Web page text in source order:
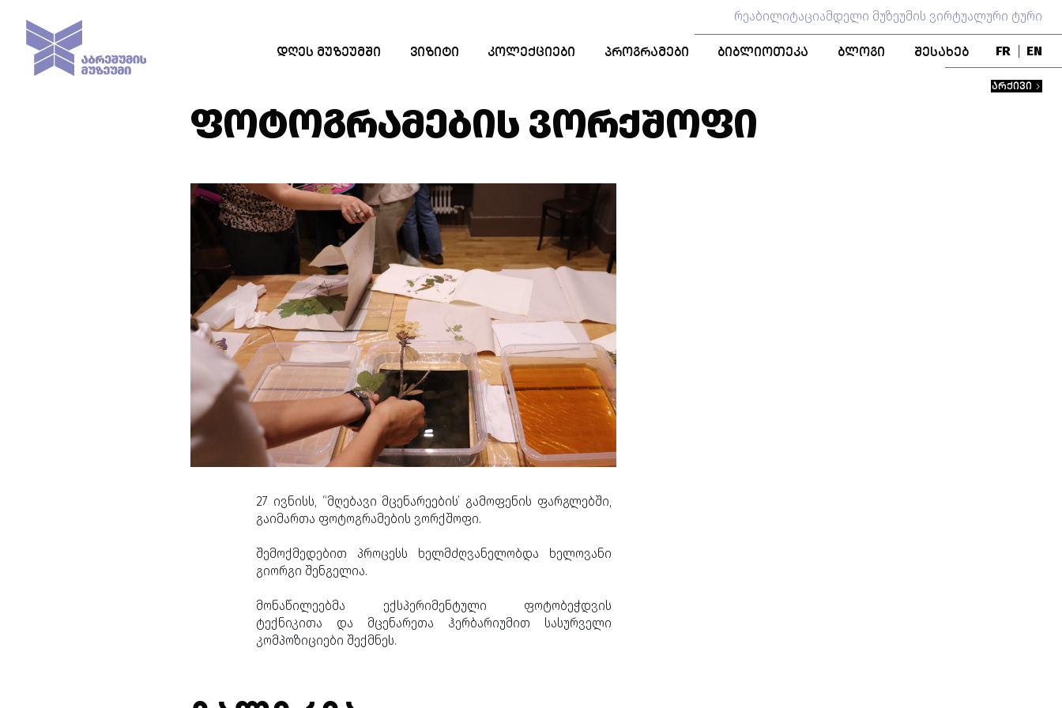
რეაბილიტაციამდელი მუზეუმის ვირტუალური ტური
ᲓᲦᲔᲡ ᲛᲣᲖᲔᲣᲛᲨᲘ ᲕᲘᲖᲘᲢᲘ ᲙᲝᲚᲔᲥᲪᲘᲔᲑᲘ ᲞᲠᲝᲒᲠᲐᲛᲔᲑᲘ
ᲡᲢᲐᲟᲘᲠᲔᲑᲐ
ᲠᲔᲖᲘᲓᲔᲜᲪᲘᲐ
ᲑᲘᲑᲚᲘᲝᲗᲔᲙᲐ ᲑᲚᲝᲒᲘ ᲨᲔᲡᲐᲮᲔᲑ
ᲛᲣᲖᲔᲣᲛᲘᲡ ᲘᲡᲢᲝᲠᲘᲐ
FR EN
ᲐᲠᲥᲘᲕᲘ
ᲤᲝᲢᲝᲒᲠᲐᲛᲔᲑᲘᲡ ᲕᲝᲠᲥᲨᲝᲤᲘ
27 ივნისს, “მღებავი მცენარეების’ გამოფენის ფარგლებში,
გაიმართა ფოტოგრამების ვორქშოფი.
შემოქმედებით პროცესს ხელმძღვანელობდა ხელოვანი
გიორგი შენგელია.
მონაწილეებმა ექსპერიმენტული ფოტობეჭდვის
ტექნიკითა და მცენარეთა ჰერბარიუმით სასურველი
კომპოზიციები შექმნეს.